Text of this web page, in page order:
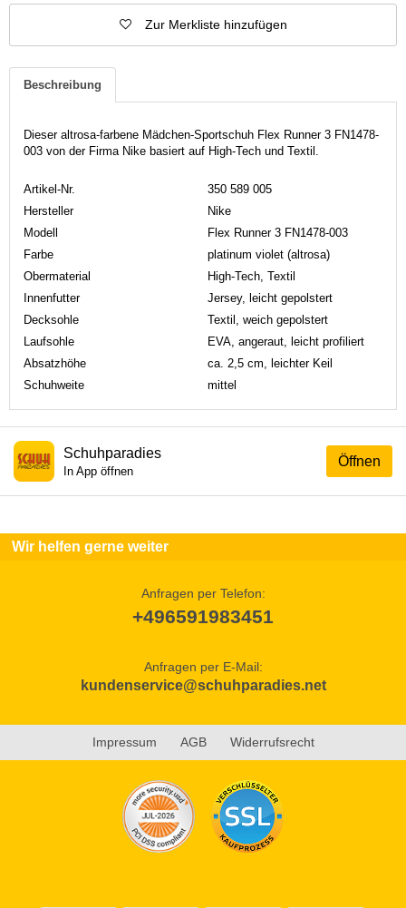
Zur Merkliste hinzufügen
Beschreibung
Dieser altrosa-farbene Mädchen-Sportschuh Flex Runner 3 FN1478-
003 von der Firma Nike basiert auf High-Tech und Textil.
Artikel-Nr.
350 589 005
Hersteller
Nike
Modell
Flex Runner 3 FN1478-003
Farbe
platinum violet (altrosa)
Obermaterial
High-Tech, Textil
Innenfutter
Jersey, leicht gepolstert
Decksohle
Textil, weich gepolstert
Laufsohle
EVA, angeraut, leicht profiliert
Absatzhöhe
ca. 2,5 cm, leichter Keil
Schuhweite
mittel
Öffnen
Schuhparadies
In App öffnen
Wir helfen gerne weiter
Anfragen per Telefon:
+496591983451
Anfragen per E-Mail:
kundenservice@schuhparadies.net
Impressum AGB Widerrufsrecht